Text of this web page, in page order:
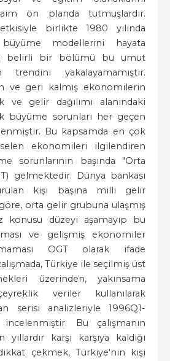
ön planda tutmuşlardır.
birlikte 1980 yılında
büyüme modellerini hayata
belirli bir bölümü bu umut
yakalayamamıştır.
ve geri kalmış ekonomilerin
ve gelir dağılımı alanındaki
büyüme sorunları her geçen
Bu kapsamda en çok
ekonomileri ilgilendiren
sorunlarının başında "Orta
gelmektedir. Dünya bankası
kişi başına milli gelir
göre, orta gelir grubuna ulaşmış
konusu düzeyi aşamayıp bu
ve gelişmiş ekonomiler
OGT olarak ifade
Türkiye ile seçilmiş üst
üzerinden, yakınsama
veriler kullanılarak
serisi analizleriyle 1996Q1-
Bu çalışmanın
yıllardır karşı karşıya kaldığı
çekmek, Türkiye'nin kişi